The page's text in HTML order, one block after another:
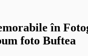
în
foto Buftea